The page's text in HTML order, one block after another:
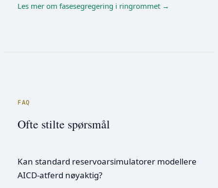
Les mer om fasesegregering i ringrommet →
FAQ
Ofte stilte spørsmål
Kan standard reservoarsimulatorer modellere
AICD-atferd nøyaktig?